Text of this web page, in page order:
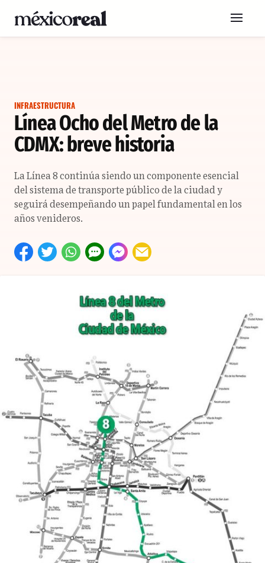
INFRAESTRUCTURA
Línea Ocho del Metro de la
CDMX: breve historia
La Línea 8 continúa siendo un componente esencial
del sistema de transporte público de la ciudad y
seguirá desempeñando un papel fundamental en los
años venideros.